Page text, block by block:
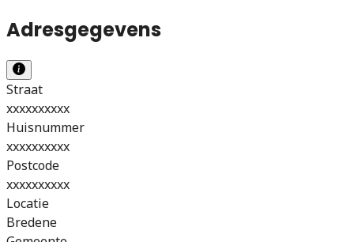
Adresgegevens
Straat
xxxxxxxxxx
Huisnummer
xxxxxxxxxx
Postcode
xxxxxxxxxx
Locatie
Bredene